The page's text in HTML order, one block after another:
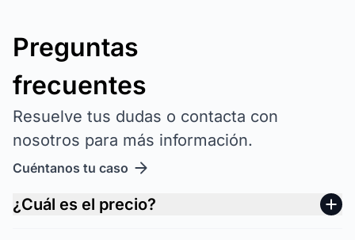
Preguntas
frecuentes
Resuelve tus dudas o contacta con
nosotros para más información.
Cuéntanos tu caso
¿Cuál es el precio?